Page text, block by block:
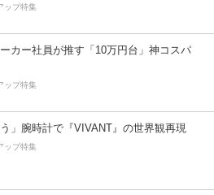
ップ特集
ーカー社員が推す「10万円台」神コスパ
ップ特集
う」腕時計で『VIVANT』の世界観再現
ップ特集